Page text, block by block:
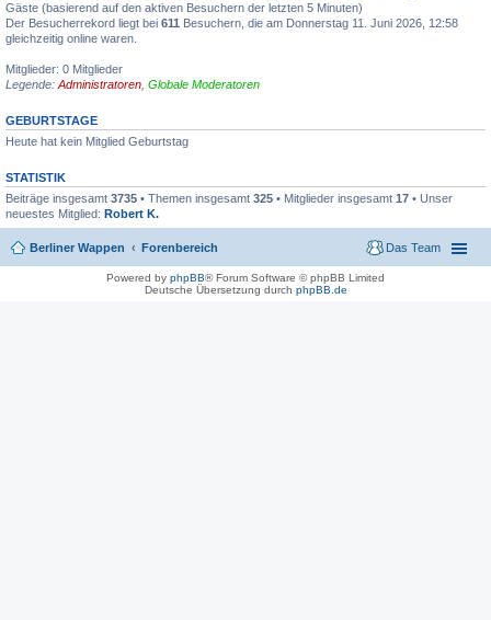
Gäste (basierend auf den aktiven Besuchern der letzten 5 Minuten)
Der Besucherrekord liegt bei 611 Besuchern, die am Donnerstag 11. Juni 2026, 12:58
gleichzeitig online waren.
Mitglieder: 0 Mitglieder
Legende: Administratoren Globale Moderatoren
GEBURTSTAGE
Heute hat kein Mitglied Geburtstag
STATISTIK
Beiträge insgesamt 3735 • Themen insgesamt 325 • Mitglieder insgesamt 17 • Unser
neuestes Mitglied: Robert K.
Berliner Wappen Forenbereich Das Team
Powered by phpBB® Forum Software © phpBB Limited
Deutsche Übersetzung durch phpBB.de